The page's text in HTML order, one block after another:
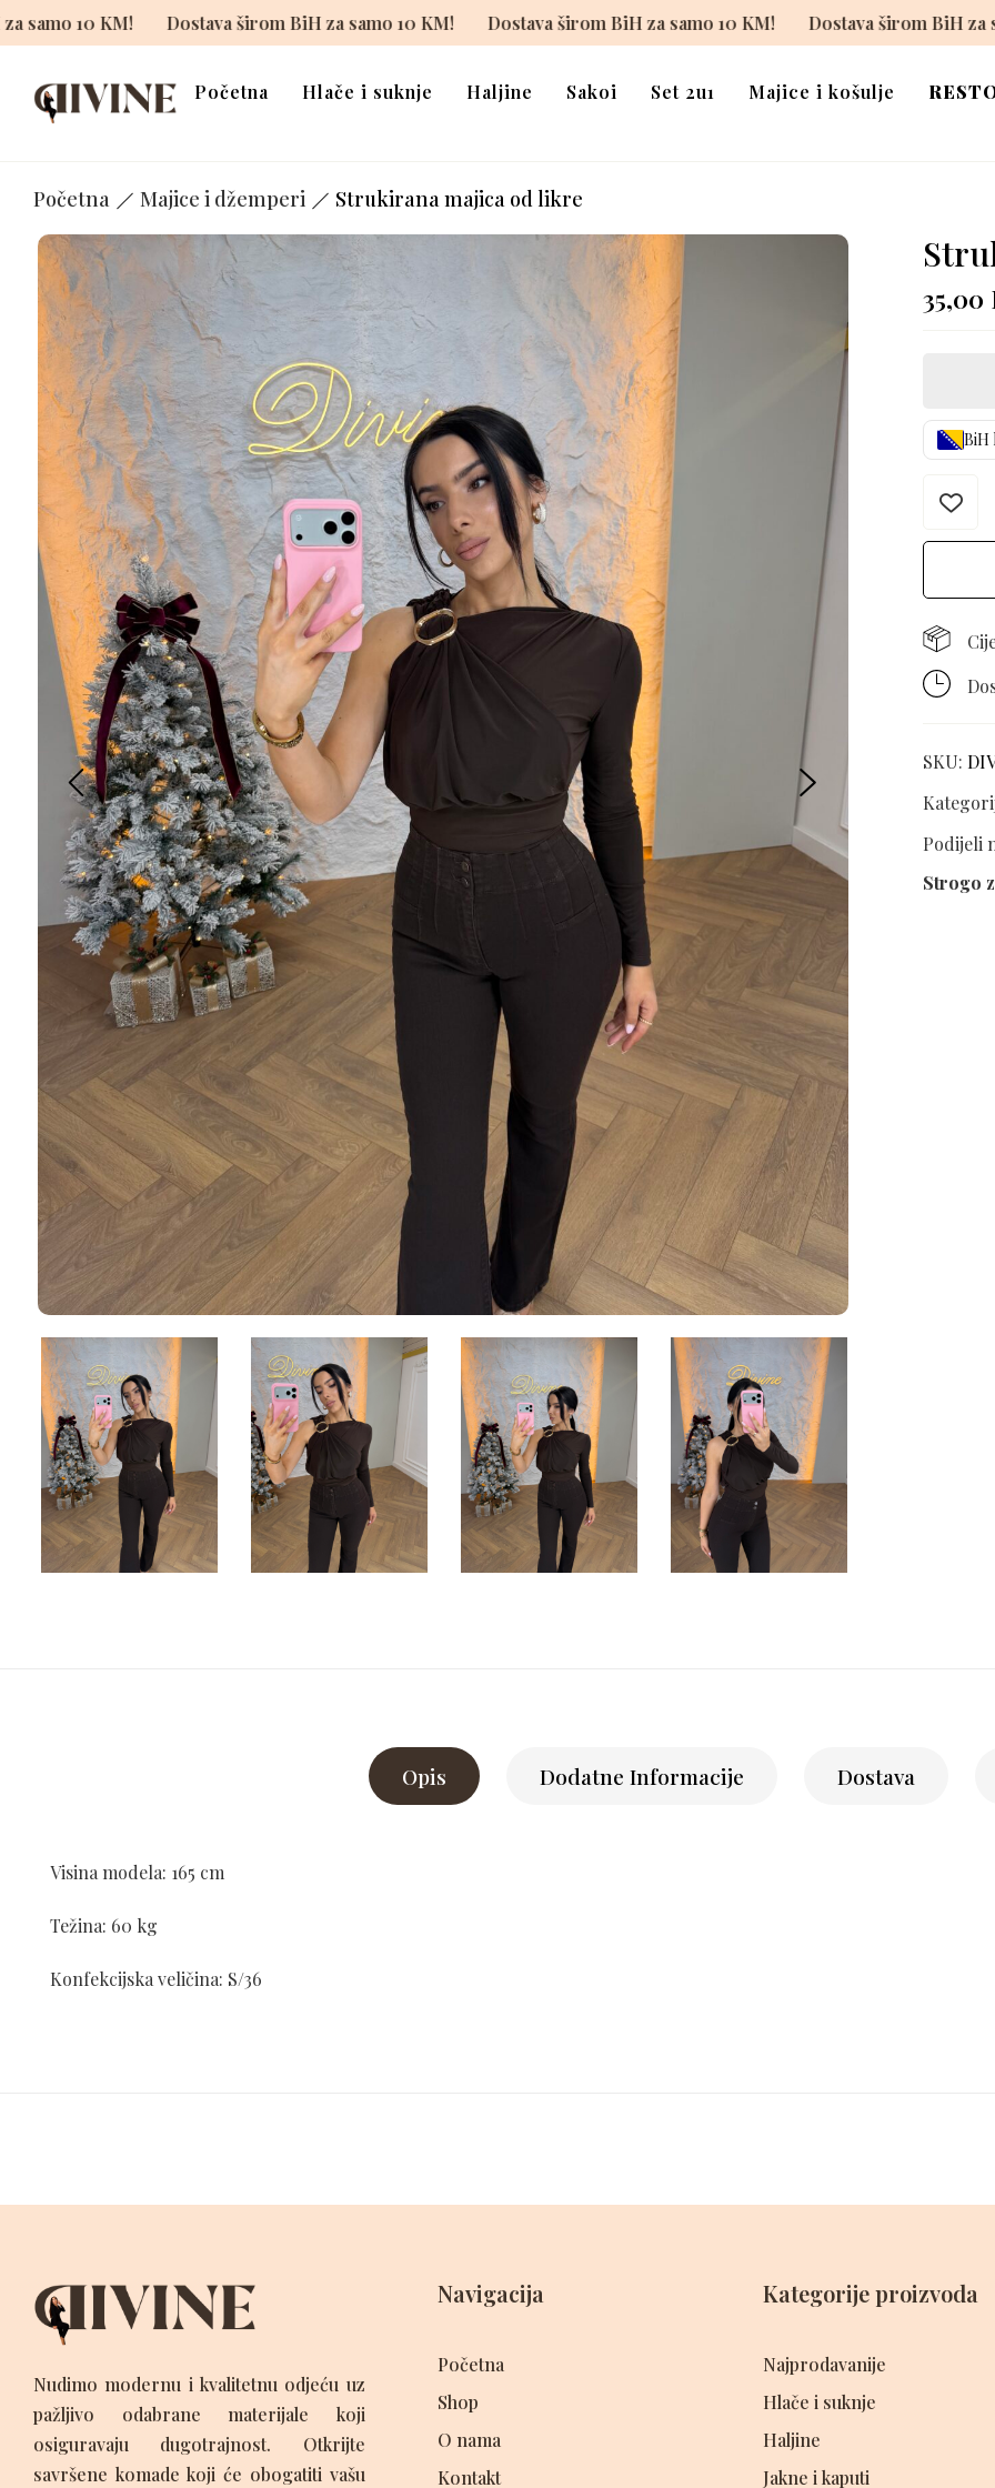
BiH za samo 10 KM! Dostava širom BiH za samo 10 KM! Dostava širom BiH za samo 10 KM! Dostava
Početna Hlače i suknje Haljine Sakoi Set 2u1 Majice i košulje
Početna Majice i džemperi Strukirana majica od likre
35,00
BiH
SKU:
Podijeli
Strogo
Opis Dodatne Informacije Dostava
Visina modela: 165 cm
Težina: 60 kg
Konfekcijska veličina: S/36
Nudimo modernu i kvalitetnu odjeću uz
pažljivo odabrane materijale koji
osiguravaju dugotrajnost. Otkrijte
savršene komade koji će obogatiti vašu
Navigacija
Početna
Shop
O nama
Kontakt
Kategorije proizvoda
Najprodavanije
Hlače i suknje
Haljine
Jakne i kaputi